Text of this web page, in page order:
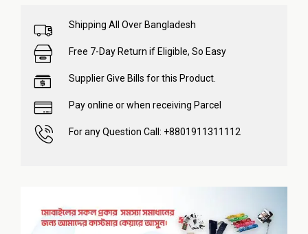
Shipping All Over Bangladesh
Free 7-Day Return if Eligible, So Easy
Supplier Give Bills for this Product.
Pay online or when receiving Parcel
For any Question Call: +8801911311112